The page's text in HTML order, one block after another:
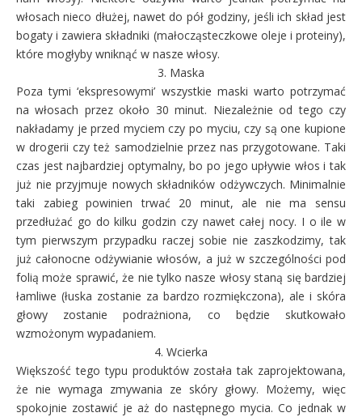
włosach nieco dłużej, nawet do pół godziny, jeśli ich skład jest
bogaty i zawiera składniki (małocząsteczkowe oleje i proteiny),
które mogłyby wniknąć w nasze włosy.
3. Maska
Poza tymi ‘ekspresowymi’ wszystkie maski warto potrzymać
na włosach przez około 30 minut. Niezależnie od tego czy
nakładamy je przed myciem czy po myciu, czy są one kupione
w drogerii czy też samodzielnie przez nas przygotowane. Taki
czas jest najbardziej optymalny, bo po jego upływie włos i tak
już nie przyjmuje nowych składników odżywczych. Minimalnie
taki zabieg powinien trwać 20 minut, ale nie ma sensu
przedłużać go do kilku godzin czy nawet całej nocy. I o ile w
tym pierwszym przypadku raczej sobie nie zaszkodzimy, tak
już całonocne odżywianie włosów, a już w szczególności pod
folią może sprawić, że nie tylko nasze włosy staną się bardziej
łamliwe (łuska zostanie za bardzo rozmiękczona), ale i skóra
głowy zostanie podrażniona, co będzie skutkowało
wzmożonym wypadaniem.
4. Wcierka
Większość tego typu produktów została tak zaprojektowana,
że nie wymaga zmywania ze skóry głowy. Możemy, więc
spokojnie zostawić je aż do następnego mycia. Co jednak w